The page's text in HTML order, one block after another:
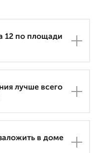
12 по площади
лучше всего
в доме